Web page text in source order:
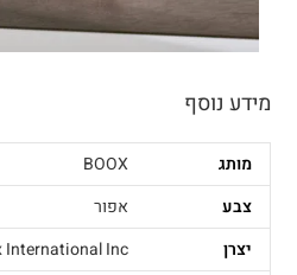
מידע נוסף
מותג
BOOX
צבע
אפור
יצרן
International Inc